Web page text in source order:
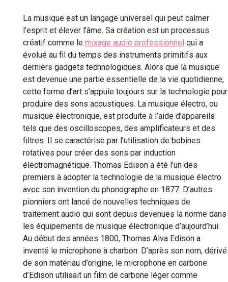
La musique est un langage universel qui peut calmer
l’esprit et élever l’âme. Sa création est un processus
créatif comme le mixage audio professionnel qui a
évolué au fil du temps des instruments primitifs aux
derniers gadgets technologiques. Alors que la musique
est devenue une partie essentielle de la vie quotidienne,
cette forme d’art s’appuie toujours sur la technologie pour
produire des sons acoustiques. La musique électro, ou
musique électronique, est produite à l’aide d’appareils
tels que des oscilloscopes, des amplificateurs et des
filtres. Il se caractérise par l’utilisation de bobines
rotatives pour créer des sons par induction
électromagnétique. Thomas Edison a été l’un des
premiers à adopter la technologie de la musique électro
avec son invention du phonographe en 1877. D’autres
pionniers ont lancé de nouvelles techniques de
traitement audio qui sont depuis devenues la norme dans
les équipements de musique électronique d’aujourd’hui.
Au début des années 1800, Thomas Alva Edison a
inventé le microphone à charbon. D’après son nom, dérivé
de son matériau d’origine, le microphone en carbone
d’Edison utilisait un film de carbone léger comme